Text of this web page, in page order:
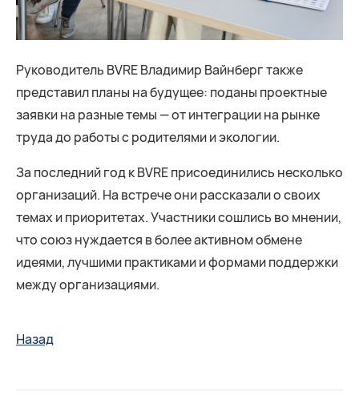
Руководитель BVRE Владимир Вайнберг также
представил планы на будущее: поданы проектные
заявки на разные темы — от интеграции на рынке
труда до работы с родителями и экологии.
За последний год к BVRE присоединились несколько
организаций. На встрече они рассказали о своих
темах и приоритетах. Участники сошлись во мнении,
что союз нуждается в более активном обмене
идеями, лучшими практиками и формами поддержки
между организациями.
Назад